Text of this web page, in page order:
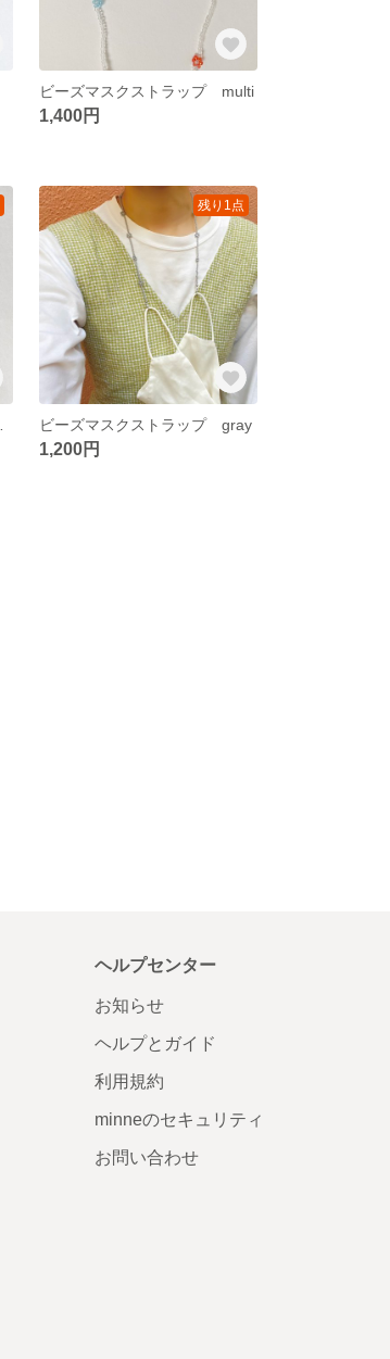
ビーズマスクストラップ multi
1,400円
残り1点
ビーズマスクストラップ gray
1,200円
ヘルプセンター
お知らせ
ヘルプとガイド
利用規約
minneのセキュリティ
お問い合わせ